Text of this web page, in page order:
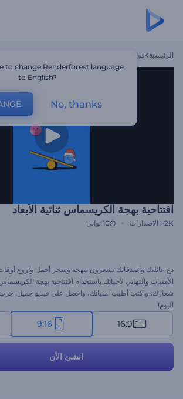
الرئيسية قوالب
افتتاحية بهجة الكريسماس ثنائية الأبعاد
2K+ الاصدارات 10 ثواني
دع عائلتك وأصدقائك يشعرون ببهجة وسحر أجمل وأروع
الأمنيات والتهاني لأحبائك باستخدام افتتاحية بهجة
شعارك، واكتب أطيب أمنياتك، واحصل على فيديو جميل. جرب
اليوم!
16:9
9:16
انشئ الأن
to change Renderforest language
to English?
No, thanks